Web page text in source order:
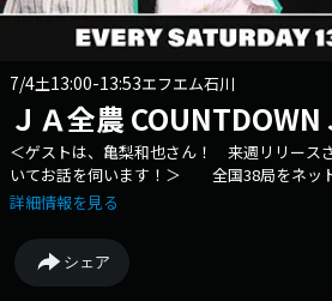
7/4土13:00-13:53エフエム石川
ＪＡ全農 COUNTDOWN
＜ゲストは、亀梨和也さん！ 来週リリース
いてお話を伺います！＞ 全国38局をネッ
潮紗理菜が土曜日のお昼を音楽とともに彩
あります！ そして本日のゲストは、亀梨
れるソロ1stアルバムについてお話を伺い
やメッセージ、 プレゼント応募など、 皆さ
詳細情報を見る
シェア